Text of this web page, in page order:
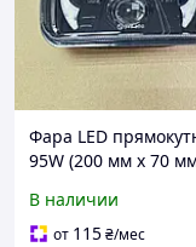
Фара LED
95W (200 мм х 70
В наличии
от 115₴/мес